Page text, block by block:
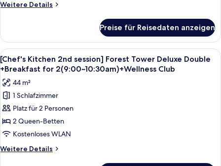
Deluxe
+
Breakfast
for
2(9:00~10:30am)
+Wellness
Club
anzeigen
Weitere Details
Weitere
Kitchen
2nd
session]
Forest
Deluxe
King
+
Breakfast
for
+Wellness
Club
Preise für Reisedaten anzeigen
Alle
Fotos
für
[Chef's
Kitchen
2nd
session]
Forest
Tower
Deluxe
Ein Hotelzimmer mit zwei Betten,
6
[Chef's Kitchen 2nd session] Forest Tower Deluxe Double
+Breakfast for 2(9:00~10:30am)+Wellness Club
44 m²
1 Schlafzimmer
Platz für 2 Personen
2 Queen-Betten
Kostenloses WLAN
Weitere Details
Weitere